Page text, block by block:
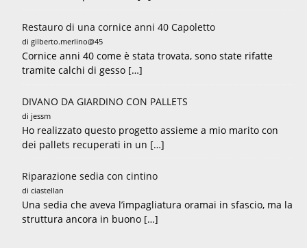
Restauro di una cornice anni 40 Capoletto
di gilberto.merlino@45
Cornice anni 40 come è stata trovata, sono state rifatte
tramite calchi di gesso […]
DIVANO DA GIARDINO CON PALLETS
di jessm
Ho realizzato questo progetto assieme a mio marito con
dei pallets recuperati in un […]
Riparazione sedia con cintino
di ciastellan
Una sedia che aveva l’impagliatura oramai in sfascio, ma la
struttura ancora in buono […]